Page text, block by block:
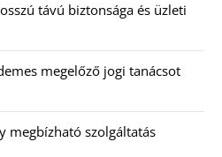
távú biztonsága és üzleti
megelőző jogi tanácsot
megbízható szolgáltatás